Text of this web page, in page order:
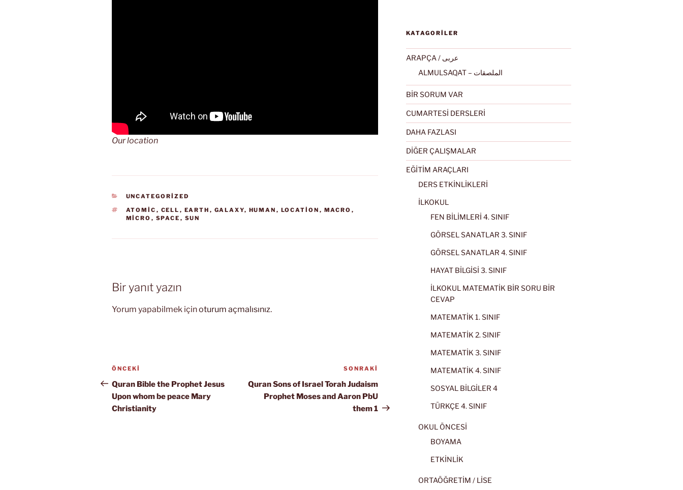
Our location
KATEGORILER
UNCATEGORIZED
ETIKETLER
ATOMIC , CELL , EARTH , GALAXY, HUMAN , LOCATION , MACRO ,
MICRO , SPACE , SUN
Bir yanıt yazın
Yorum yapabilmek içinoturum açmalısınız.
Yazı
gezinmesi
Önceki
Yazı
ÖNCEKI
Quran Bible the Prophet Jesus
Upon whom be peace Mary
Christianity
Yazı
SONRAKI
Quran Sons of Israel Torah Judaism
Prophet Moses and Aaron PbU
them 1
KATAGORİLER
ARAPÇA / عربى
ALMULSAQAT – الملصقات
BİR SORUM VAR
CUMARTESİ DERSLERİ
DAHA FAZLASI
DİĞER ÇALIŞMALAR
EĞİTİM ARAÇLARI
DERS ETKİNLİKLERİ
İLKOKUL
FEN BİLİMLERİ 4. SINIF
GÖRSEL SANATLAR 3. SINIF
GÖRSEL SANATLAR 4. SINIF
HAYAT BİLGİSİ 3. SINIF
İLKOKUL MATEMATİK BİR SORU BİR
CEVAP
MATEMATİK 1. SINIF
MATEMATİK 2. SINIF
MATEMATİK 3. SINIF
MATEMATİK 4. SINIF
SOSYAL BİLGİLER 4
TÜRKÇE 4. SINIF
OKUL ÖNCESİ
BOYAMA
ETKİNLİK
ORTAÖĞRETİM / LİSE